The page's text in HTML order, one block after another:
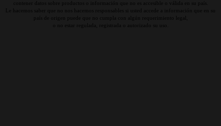
contener datos sobre productos o información que no es accesible o válida en su país.
Le hacemos saber que no nos hacemos responsables si usted accede a información que en su
país de origen puede que no cumpla con algún requerimiento legal,
o no estar regulada, registrada o autorizado su uso.